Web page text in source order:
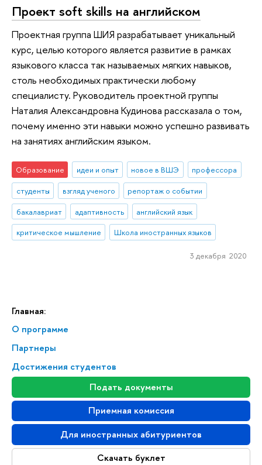
Главная:
О программе
Партнеры
Достижения студентов
Подать документы
Приемная комиссия
Для иностранных абитуриентов
Скачать буклет
Проект soft skills на английском
Проектная группа ШИЯ разрабатывает уникальный
курс, целью которого является развитие в рамках
языкового класса так называемых мягких навыков,
столь необходимых практически любому
специалисту. Руководитель проектной группы
Наталия Александровна Кудинова рассказала о том,
почему именно эти навыки можно успешно развивать
на занятиях английским языком.
Образование идеи и опыт новое в ВШЭ
профессора
студенты
взгляд ученого
репортаж о событии
бакалавриат
адаптивность
английский язык
критическое мышление
Школа иностранных языков
3 декабря 2020